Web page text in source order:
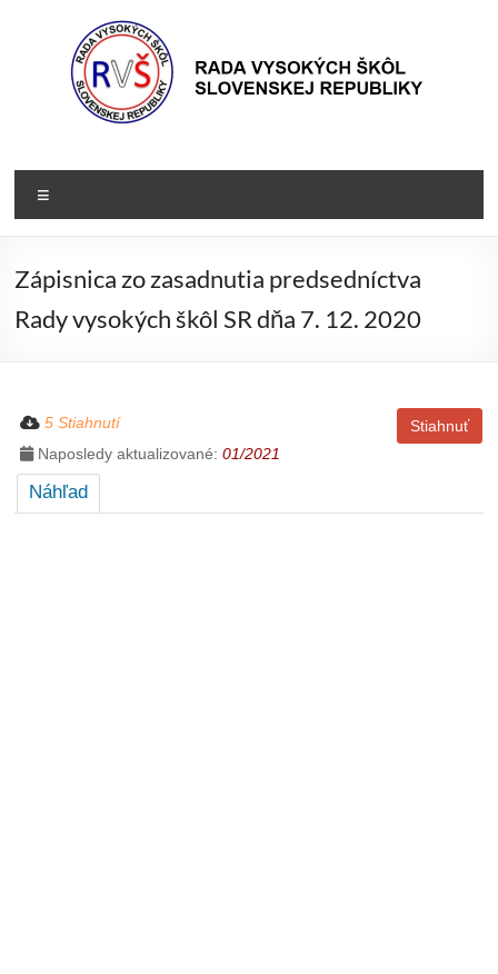
Rada
VŠ
škôl
Zápisnica zo zasadnutia predsedníctva
Rady vysokých škôl SR dňa 7. 12. 2020
Stiahnuť
5 Stiahnutí
Naposledy aktualizované:01/2021
Náhľad